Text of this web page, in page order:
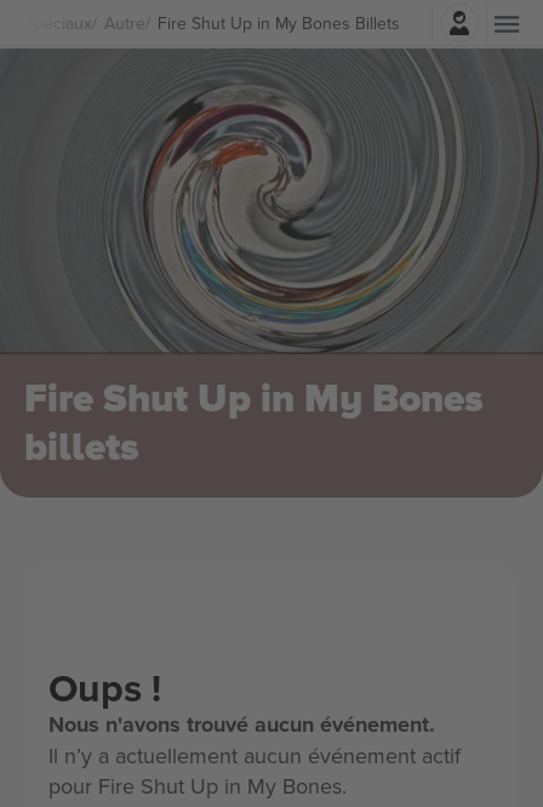
Spéciaux Autre Fire Shut Up in My Bones Billets
Connexion
Fire Shut Up in My Bones
billets
Oups !
Nous n'avons trouvé aucun événement.
Il n’y a actuellement aucun événement actif
pour Fire Shut Up in My Bones.